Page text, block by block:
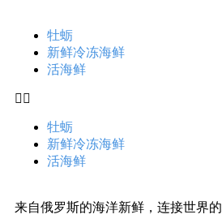
牡蛎
新鲜冷冻海鲜
活海鲜
牡蛎
新鲜冷冻海鲜
活海鲜
来自俄罗斯的海洋新鲜，连接世界